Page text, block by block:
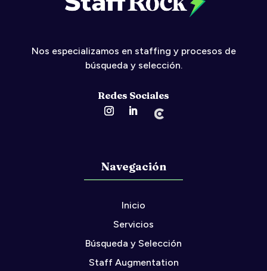
Nos especializamos en staffing y procesos de
búsqueda y selección.
Redes Sociales
Navegación
Inicio
Servicios
Búsqueda y Selección
Staff Augmentation